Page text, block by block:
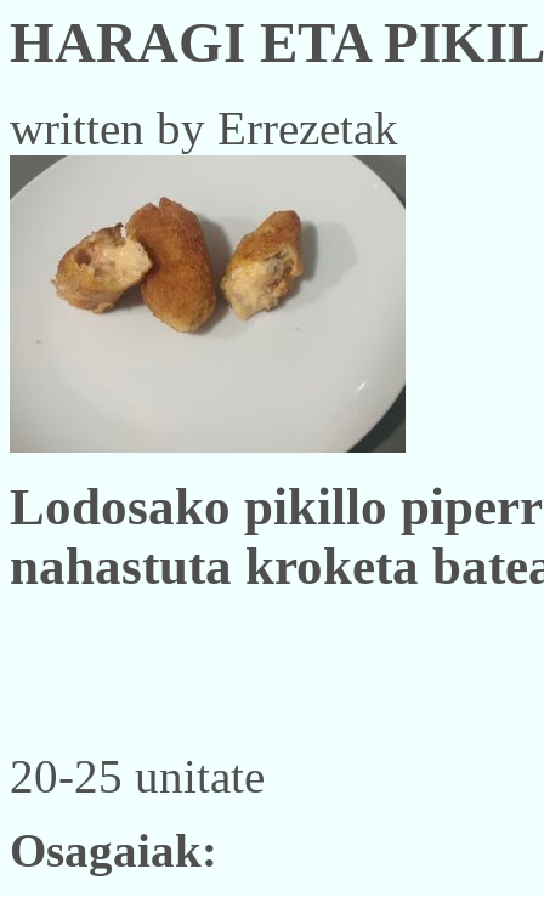
HARAGI ETA
written by Errezetak
Lodosako pikillo
nahastuta kroketa
20-25 unitate
Osagaiak: